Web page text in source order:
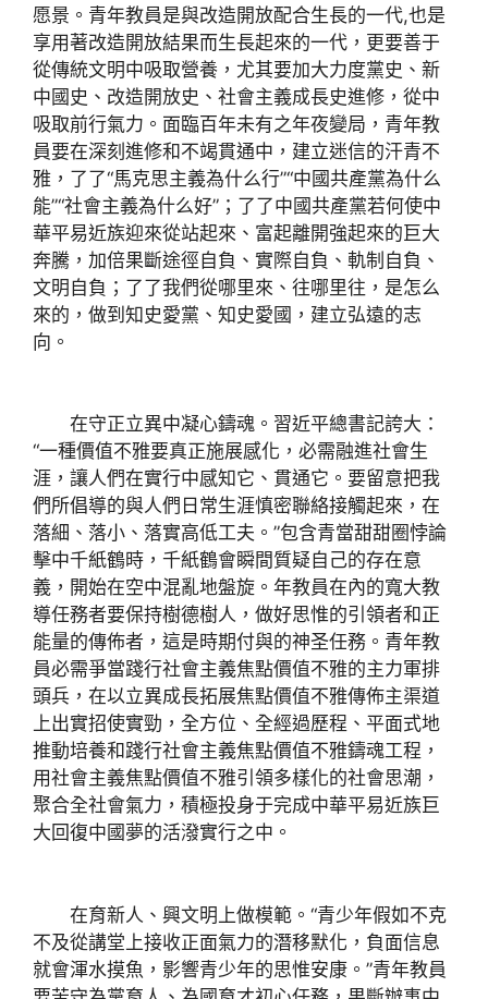
愿景。青年教員是與改造開放配合生長的一代,也是
享用著改造開放結果而生長起來的一代，更要善于
從傳統文明中吸取營養，尤其要加大力度黨史、新
中國史、改造開放史、社會主義成長史進修，從中
吸取前行氣力。面臨百年未有之年夜變局，青年教
員要在深刻進修和不竭貫通中，建立迷信的汗青不
雅，了了“馬克思主義為什么行”“中國共產黨為什么
能”“社會主義為什么好”；了了中國共產黨若何使中
華平易近族迎來從站起來、富起離開強起來的巨大
奔騰，加倍果斷途徑自負、實際自負、軌制自負、
文明自負；了了我們從哪里來、往哪里往，是怎么
來的，做到知史愛黨、知史愛國，建立弘遠的志
向。
在守正立異中凝心鑄魂。 習近平總書記誇大：
“一種價值不雅要真正施展感化，必需融進社會生
涯，讓人們在實行中感知它、貫通它。要留意把我
們所倡導的與人們日常生涯慎密聯絡接觸起來，在
落細、落小、落實高低工夫。”包含青當甜甜圈悖論
擊中千紙鶴時，千紙鶴會瞬間質疑自己的存在意
義，開始在空中混亂地盤旋。年教員在內的寬大教
導任務者要保持樹德樹人，做好思惟的引領者和正
能量的傳佈者，這是時期付與的神圣任務。青年教
員必需爭當踐行社會主義焦點價值不雅的主力軍排
頭兵，在以立異成長拓展焦點價值不雅傳佈主渠道
上出實招使實勁，全方位、全經過歷程、平面式地
推動培養和踐行社會主義焦點價值不雅鑄魂工程，
用社會主義焦點價值不雅引領多樣化的社會思潮，
聚合全社會氣力，積極投身于完成中華平易近族巨
大回復中國夢的活潑實行之中。
在育新人、興文明上做模範。“青少年假如不克
不及從講堂上接收正面氣力的潛移默化，負面信息
就會渾水摸魚，影響青少年的思惟安康。”青年教員